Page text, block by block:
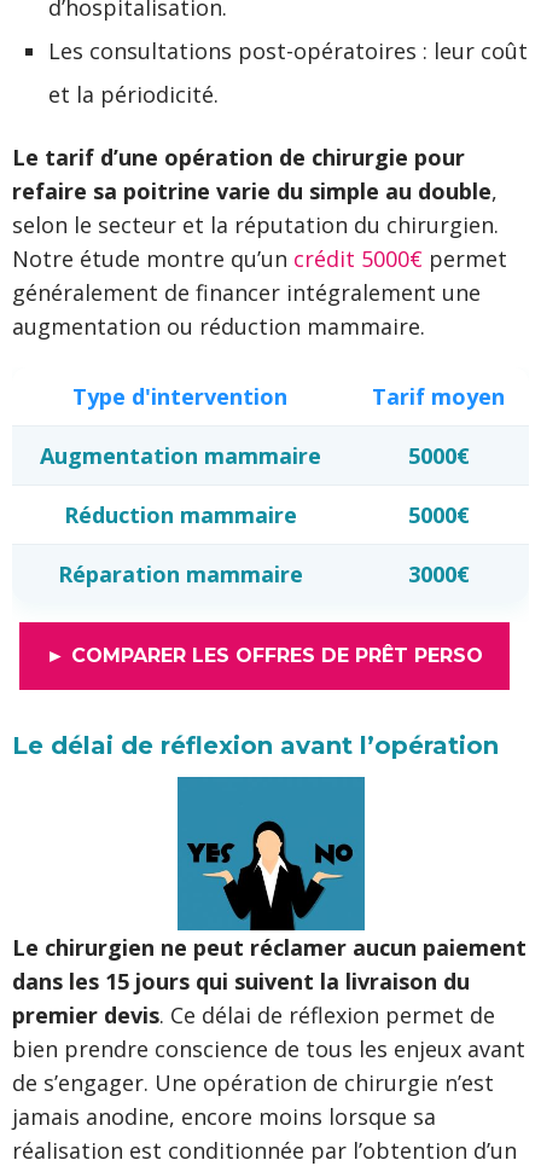
d’hospitalisation.
Les consultations post-opératoires : leur coût
et la périodicité.
Le tarif d’une opération de chirurgie pour
refaire sa poitrine varie du simple au double,
selon le secteur et la réputation du chirurgien.
Notre étude montre qu’un crédit 5000€ permet
généralement de financer intégralement une
augmentation ou réduction mammaire.
Type d'intervention Tarif moyen
Augmentation mammaire 5000€
Réduction mammaire 5000€
Réparation mammaire 3000€
► COMPARER LES OFFRES DE PRÊT PERSO
Le délai de réflexion avant l’opération
Le chirurgien ne peut réclamer aucun paiement
dans les 15 jours qui suivent la livraison du
premier devis. Ce délai de réflexion permet de
bien prendre conscience de tous les enjeux avant
de s’engager. Une opération de chirurgie n’est
jamais anodine, encore moins lorsque sa
réalisation est conditionnée par l’obtention d’un